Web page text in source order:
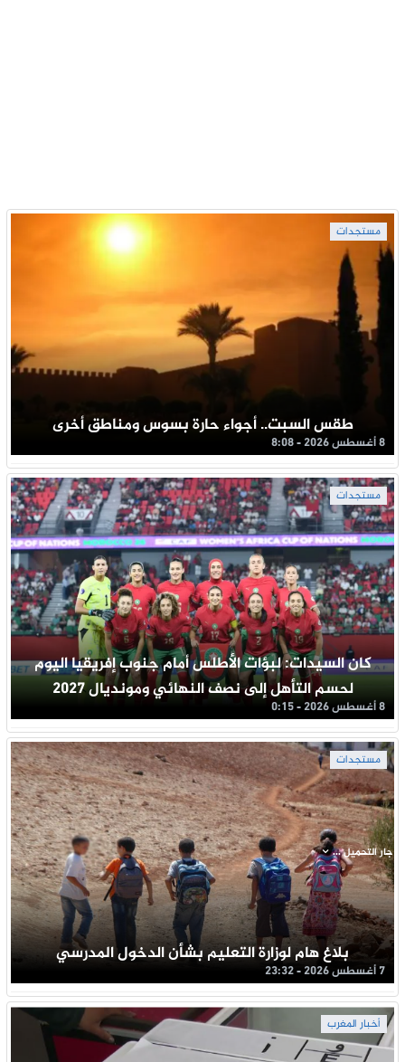
مستجدات
طقس السبت.. أجواء حارة بسوس ومناطق أخرى
8 أغسطس 2026 - 8:08
مستجدات
كان السيدات: لبؤات الأطلس أمام جنوب إفريقيا اليوم
لحسم التأهل إلى نصف النهائي ومونديال 2027
8 أغسطس 2026 - 0:15
مستجدات
بلاغ هام لوزارة التعليم بشأن الدخول المدرسي
7 أغسطس 2026 - 23:32
أخبار المغرب
جار التحميل ...